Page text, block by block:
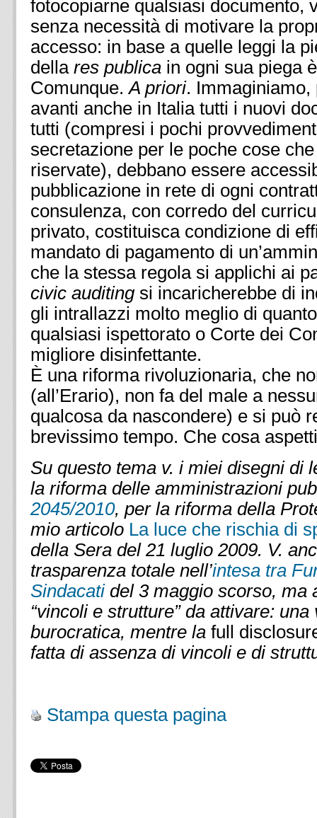
fotocopiarne qualsiasi documento,
senza necessità di motivare la
accesso: in base a quelle leggi la
della res publica in ogni sua piega
Comunque.A priori. Immaginiamo,
avanti anche in Italia tutti i nuovi
tutti (compresi i pochi
secretazione per le poche cose
riservate), debbano essere
pubblicazione in rete di ogni
consulenza, con corredo del
privato, costituisca condizione di
mandato di pagamento di
che la stessa regola si applichi ai
civic auditing si incaricherebbe di
gli intrallazzi molto meglio di
qualsiasi ispettorato o Corte dei
migliore disinfettante.
È una riforma rivoluzionaria, che
(all’Erario), non fa del male a
qualcosa da nascondere) e si può
brevissimo tempo. Che cosa
Su questo tema v. i miei disegni di
la riforma delle amministrazioni
2045/2010, per la riforma della
mio articolo La luce che rischia di
della Sera del 21 luglio 2009. V.
trasparenza totale nell’intesa tra
Sindacatidel 3 maggio scorso, ma
“vincoli e strutture” da attivare: una
burocratica, mentre la full
fatta di assenza di vincoli e di
Stampa questa pagina